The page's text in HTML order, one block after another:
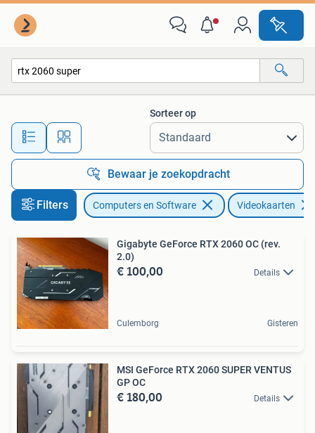
Alle afstanden…
Sorteer op
Bewaar je zoekopdracht
Filters Computers en Software Videokaarten
Gigabyte GeForce RTX 2060 OC (rev.
2.0)
€ 100,00 Details
Culemborg Gisteren
MSI GeForce RTX 2060 SUPER VENTUS
GP OC
€ 180,00 Details